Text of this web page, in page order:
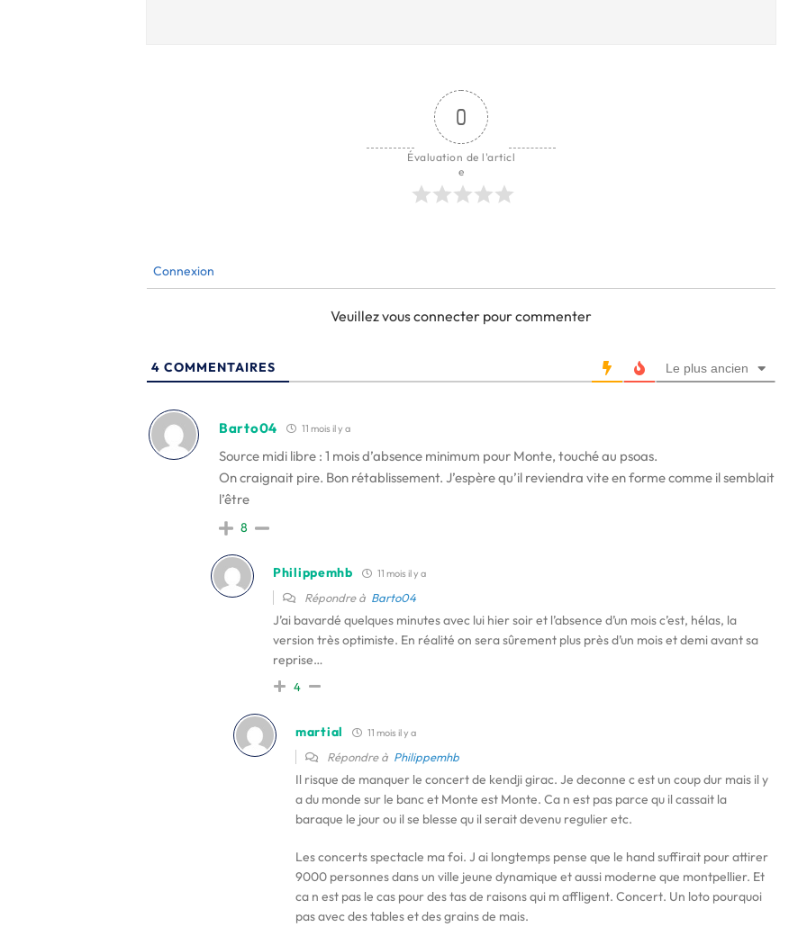
0
Évaluation de l'articl
e
Connexion
Veuillez vous connecter pour commenter
4 COMMENTAIRES Le plus ancien
Barto04 11 mois il y a
Source midi libre : 1 mois d’absence minimum pour Monte, touché au psoas.
On craignait pire. Bon rétablissement. J’espère qu’il reviendra vite en forme comme il semblait
l’être
8
Philippemhb 11 mois il y a
Répondre à Barto04
J’ai bavardé quelques minutes avec lui hier soir et l’absence d’un mois c’est, hélas, la
version très optimiste. En réalité on sera sûrement plus près d’un mois et demi avant sa
reprise…
4
martial 11 mois il y a
Répondre à Philippemhb
Il risque de manquer le concert de kendji girac. Je deconne c est un coup dur mais il y
a du monde sur le banc et Monte est Monte. Ca n est pas parce qu il cassait la
baraque le jour ou il se blesse qu il serait devenu regulier etc.
Les concerts spectacle ma foi. J ai longtemps pense que le hand suffirait pour attirer
9000 personnes dans un ville jeune dynamique et aussi moderne que montpellier. Et
ca n est pas le cas pour des tas de raisons qui m affligent. Concert. Un loto pourquoi
pas avec des tables et des grains de mais.